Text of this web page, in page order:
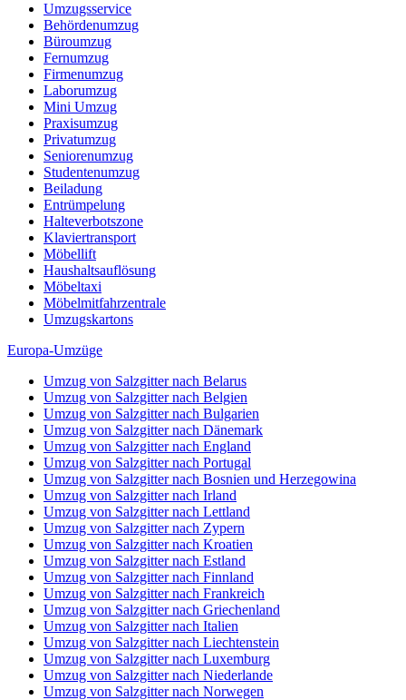
Umzugsservice
Behördenumzug
Büroumzug
Fernumzug
Firmenumzug
Laborumzug
Mini Umzug
Praxisumzug
Privatumzug
Seniorenumzug
Studentenumzug
Beiladung
Entrümpelung
Halteverbotszone
Klaviertransport
Möbellift
Haushaltsauflösung
Möbeltaxi
Möbelmitfahrzentrale
Umzugskartons
Europa-Umzüge
Umzug von Salzgitter nach Belarus
Umzug von Salzgitter nach Belgien
Umzug von Salzgitter nach Bulgarien
Umzug von Salzgitter nach Dänemark
Umzug von Salzgitter nach England
Umzug von Salzgitter nach Portugal
Umzug von Salzgitter nach Bosnien und Herzegowina
Umzug von Salzgitter nach Irland
Umzug von Salzgitter nach Lettland
Umzug von Salzgitter nach Zypern
Umzug von Salzgitter nach Kroatien
Umzug von Salzgitter nach Estland
Umzug von Salzgitter nach Finnland
Umzug von Salzgitter nach Frankreich
Umzug von Salzgitter nach Griechenland
Umzug von Salzgitter nach Italien
Umzug von Salzgitter nach Liechtenstein
Umzug von Salzgitter nach Luxemburg
Umzug von Salzgitter nach Niederlande
Umzug von Salzgitter nach Norwegen